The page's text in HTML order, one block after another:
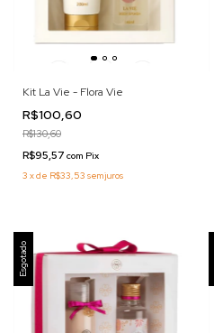
Kit La Vie - Flora Vie
R$100,60
R$130,60
R$95,57 com Pix
3 xde R$33,53 sem juros
Esgotado